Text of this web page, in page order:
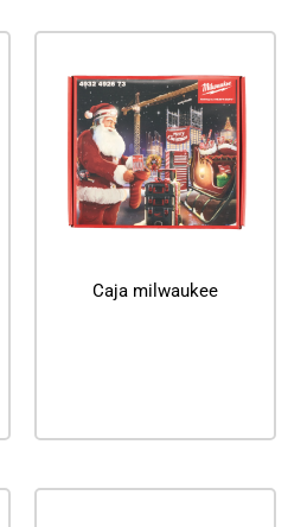
Caja milwaukee